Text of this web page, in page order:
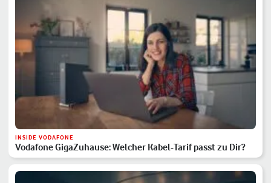
INSIDE VODAFONE
Vodafone GigaZuhause: Welcher Kabel-Tarif passt zu Dir?